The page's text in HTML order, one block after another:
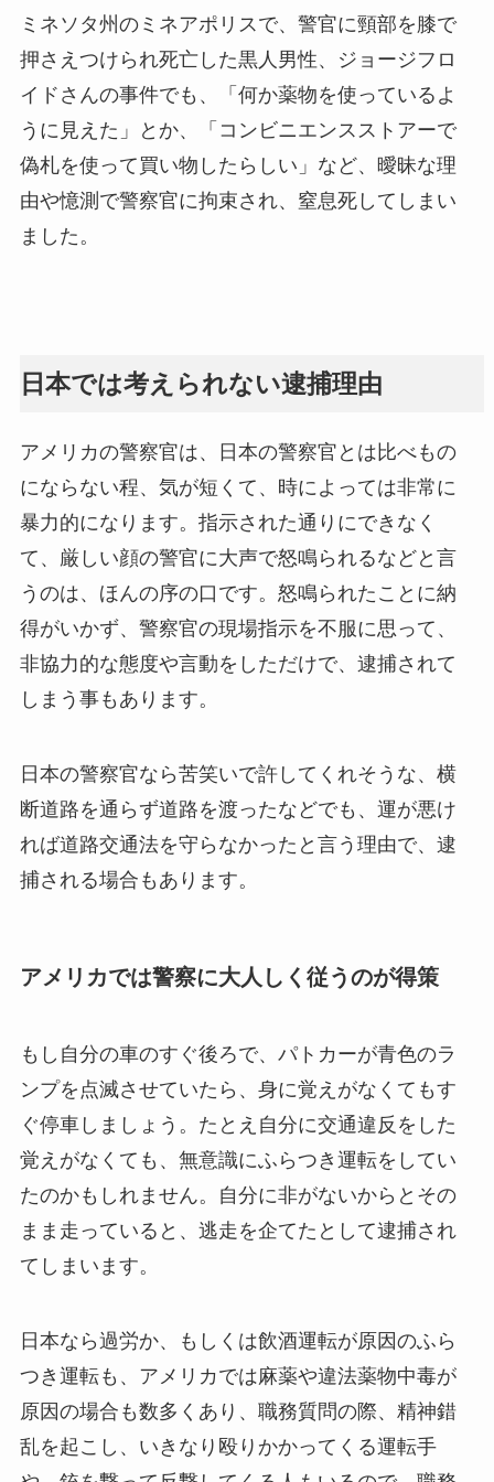
ミネソタ州のミネアポリスで、警官に頸部を膝で
押さえつけられ死亡した黒人男性、ジョージフロ
イドさんの事件でも、「何か薬物を使っているよ
うに見えた」とか、「コンビニエンスストアーで
偽札を使って買い物したらしい」など、曖昧な理
由や憶測で警察官に拘束され、窒息死してしまい
ました。
日本では考えられない逮捕理由
アメリカの警察官は、日本の警察官とは比べもの
にならない程、気が短くて、時によっては非常に
暴力的になります。指示された通りにできなく
て、厳しい顔の警官に大声で怒鳴られるなどと言
うのは、ほんの序の口です。怒鳴られたことに納
得がいかず、警察官の現場指示を不服に思って、
非協力的な態度や言動をしただけで、逮捕されて
しまう事もあります。
日本の警察官なら苦笑いで許してくれそうな、横
断道路を通らず道路を渡ったなどでも、運が悪け
れば道路交通法を守らなかったと言う理由で、逮
捕される場合もあります。
アメリカでは警察に大人しく従うのが得策
もし自分の車のすぐ後ろで、パトカーが青色のラ
ンプを点滅させていたら、身に覚えがなくてもす
ぐ停車しましょう。たとえ自分に交通違反をした
覚えがなくても、無意識にふらつき運転をしてい
たのかもしれません。自分に非がないからとその
まま走っていると、逃走を企てたとして逮捕され
てしまいます。
日本なら過労か、もしくは飲酒運転が原因のふら
つき運転も、アメリカでは麻薬や違法薬物中毒が
原因の場合も数多くあり、職務質問の際、精神錯
乱を起こし、いきなり殴りかかってくる運転手